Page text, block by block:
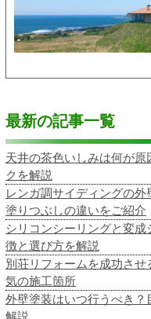
最新の記事一覧
天井の茶色いしみは何が
クを解説
レンガ調サイディングの
塗りつぶしの違いをご紹介
シリコンシーリングと変
徴と選び方を解説
別荘リフォームを成功させ
気の施工箇所
外壁塗装はいつ行うべき